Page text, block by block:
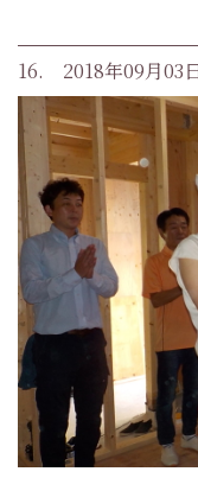
16. 2018年09月03